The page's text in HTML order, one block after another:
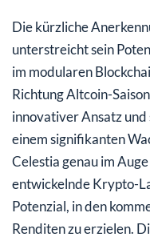
Die kürzliche
unterstreicht sein
im modularen
Richtung Altcoin-
innovativer Ansatz
einem signifikanten
Celestia genau im
entwickelnde Krypto-
Potenzial, in den
Renditen zu erzielen.